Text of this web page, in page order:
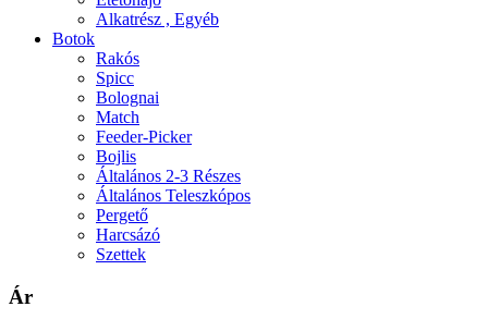
Alkatrész , Egyéb
Botok
Rakós
Spicc
Bolognai
Match
Feeder-Picker
Bojlis
Általános 2-3 Részes
Általános Teleszkópos
Pergető
Harcsázó
Szettek
Ár